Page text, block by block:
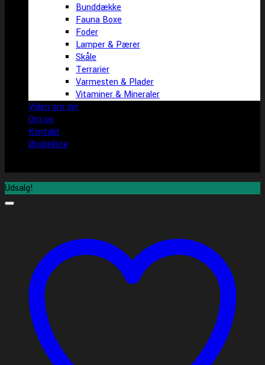
Bunddække
Fauna Boxe
Foder
Lamper & Pærer
Skåle
Terrarier
Varmesten & Plader
Vitaminer & Mineraler
Viden om dyr
Om os
Kontakt
Ønskeliste
Udsalg!